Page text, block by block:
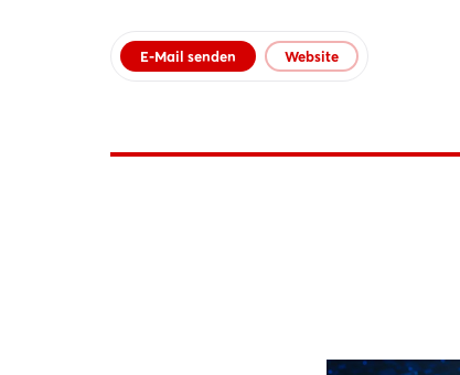
E-Mail senden Website